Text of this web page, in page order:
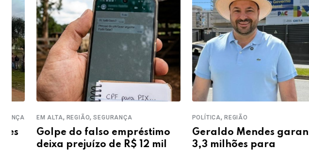
EM ALTA,REGIÃO ,SEGURANÇA
Golpe do falso empréstimo
deixa prejuízo de R$ 12 mil
POLÍTICA,REGIÃO
Geraldo Mendes garante R$
3,3 milhões para